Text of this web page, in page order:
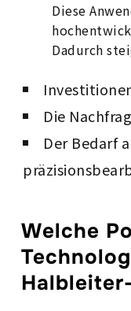
Diese
Dadurch
Die
Der Bedarf
Welche